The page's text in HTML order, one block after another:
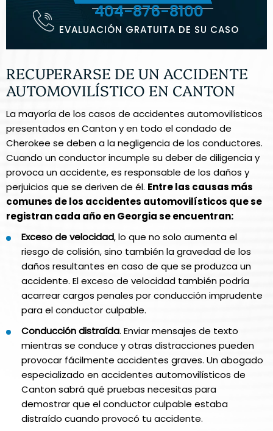
404-876-8100
EVALUACIÓN GRATUITA DE SU CASO
RECUPERARSE DE UN ACCIDENTE
AUTOMOVILÍSTICO EN CANTON
La mayoría de los casos de accidentes automovilísticos
presentados en Canton y en todo el condado de
Cherokee se deben a la negligencia de los conductores.
Cuando un conductor incumple su deber de diligencia y
provoca un accidente, es responsable de los daños y
perjuicios que se deriven de él. Entre las causas más
comunes de los accidentes automovilísticos que se
registran cada año en Georgia se encuentran:
Exceso de velocidad, lo que no solo aumenta el
riesgo de colisión, sino también la gravedad de los
daños resultantes en caso de que se produzca un
accidente. El exceso de velocidad también podría
acarrear cargos penales por conducción imprudente
para el conductor culpable.
Conducción distraída. Enviar mensajes de texto
mientras se conduce y otras distracciones pueden
provocar fácilmente accidentes graves. Un abogado
especializado en accidentes automovilísticos de
Canton sabrá qué pruebas necesitas para
demostrar que el conductor culpable estaba
distraído cuando provocó tu accidente.